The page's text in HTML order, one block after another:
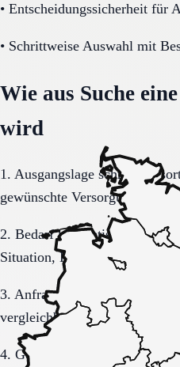
• Entscheidungssicherheit für
• Schrittweise Auswahl mit
Wie aus Suche
wird
1. Ausgangslage schriftlich
gewünschte Versorgungsform.
2. Bedarf konkretisieren:
Situation, Kostenrahmen.
3. Anfrage sauber formulieren,
vergleichbar bleiben.
4. Gespräche und